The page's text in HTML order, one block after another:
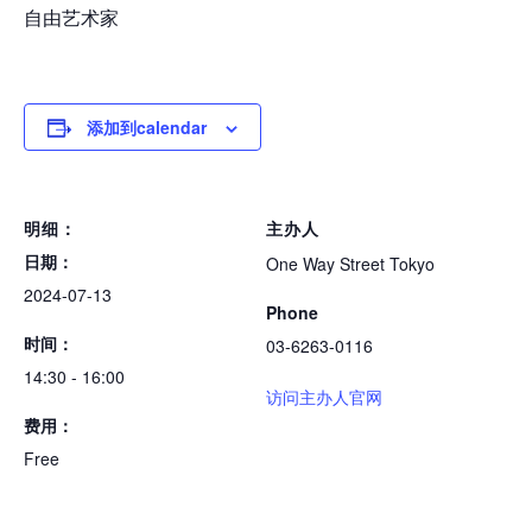
自由艺术家
添加到calendar
明细：
日期：
2024-07-13
时间：
14:30 - 16:00
费用：
Free
主办人
One Way Street Tokyo
Phone
03-6263-0116
访问主办人官网